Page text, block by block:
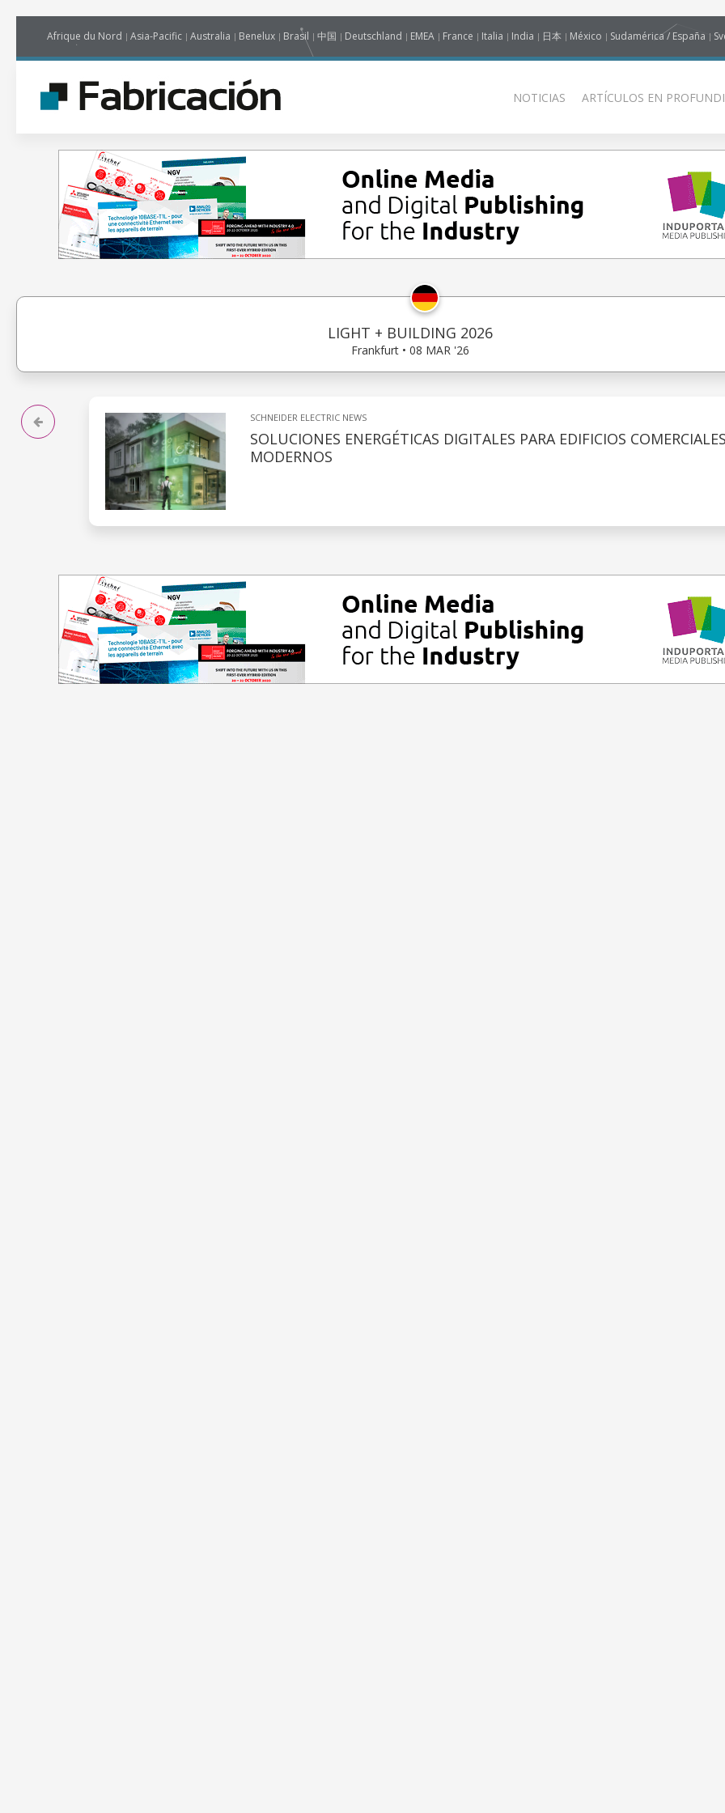
Afrique du Nord Asia-Pacific Australia Benelux Brasil 中国 Deutschland EMEA France Italia India 日本 México Sudamérica / España
NOTICIAS ARTÍCULOS EN
LIGHT + BUILDING 2026
Frankfurt • 08 MAR '26
SCHNEIDER ELECTRIC NEWS
SOLUCIONES ENERGÉTICAS DIGITALES PARA EDIFICIOS
MODERNOS